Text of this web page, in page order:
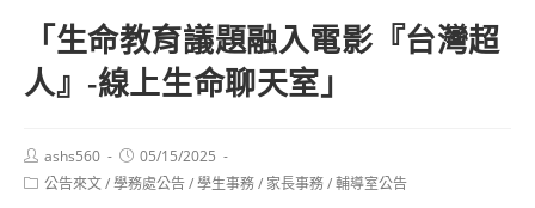
「生命教育議題融入電影『台灣超
人』-線上生命聊天室」
Post
author:
ashs560
Post
published:
05/15/2025
Post公告來文/學務處公告/學生事務/ 家長事務/輔導室公告